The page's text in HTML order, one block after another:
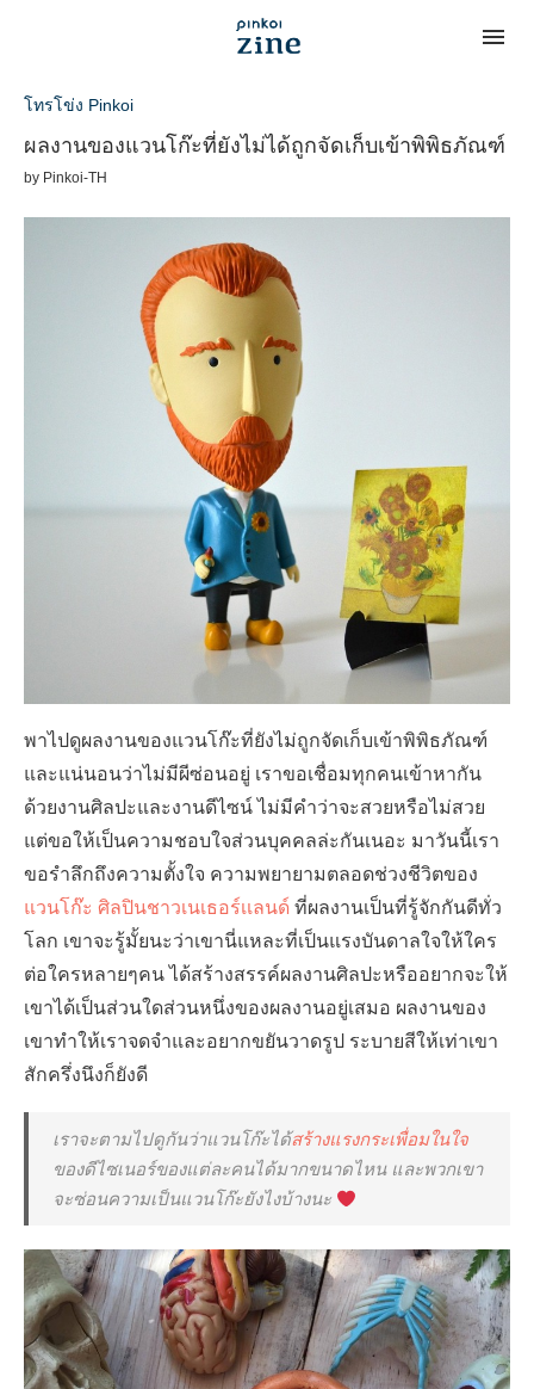
โทรโข่ง Pinkoi
ผลงานของแวนโก๊ะที่ยังไม่ได้ถูกจัดเก็บเข้าพิพิธภัณฑ์
by Pinkoi-TH
พาไปดูผลงานของแวนโก๊ะที่ยังไม่ถูกจัดเก็บเข้าพิพิธภัณฑ์
และแน่นอนว่าไม่มีผีซ่อนอยู่ เราขอเชื่อมทุกคนเข้าหากัน
ด้วยงานศิลปะและงานดีไซน์ ไม่มีคำว่าจะสวยหรือไม่สวย
แต่ขอให้เป็นความชอบใจส่วนบุคคลล่ะกันเนอะ มาวันนี้เรา
ขอรำลึกถึงความตั้งใจ ความพยายามตลอดช่วงชีวิตของ
แวนโก๊ะ ศิลปินชาวเนเธอร์เเลนด์ ที่ผลงานเป็นที่รู้จักกันดีทั่ว
โลก เขาจะรู้มั้ยนะว่าเขานี่แหละที่เป็นแรงบันดาลใจให้ใคร
ต่อใครหลายๆคน ได้สร้างสรรค์ผลงานศิลปะหรืออยากจะให้
เขาได้เป็นส่วนใดส่วนหนึ่งของผลงานอยู่เสมอ ผลงานของ
เขาทำให้เราจดจำและอยากขยันวาดรูป ระบายสีให้เท่าเขา
สักครึ่งนึงก็ยังดี
เราจะตามไปดูกันว่าแวนโก๊ะได้สร้างแรงกระเพื่อมในใจ
ของดีไซเนอร์ของแต่ละคนได้มากขนาดไหน และพวกเขา
จะซ่อนความเป็นแวนโก๊ะยังไงบ้างนะ